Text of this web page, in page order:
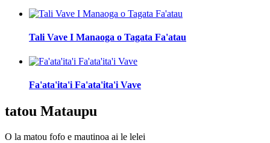
Tali Vave I Manaoga o Tagata Fa'atau
Fa'ata'ita'i Fa'ata'ita'i Vave
tatou Mataupu
O la matou fofo e mautinoa ai le lelei